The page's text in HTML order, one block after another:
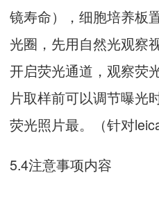
镜寿命），细胞培养板
光圈，先用自然光观察
开启荧光通道，观察荧
片取样前可以调节曝光
荧光照片最。（针对leica
5.4注意事项内容